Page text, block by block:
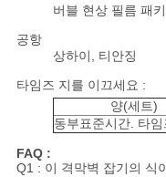
정
보
보
정
버블 현상 필름 패
공항
상하이, 티안징
타임즈 지를 이끄세요 :
양(세트)
동부표준시간. 타
FAQ :
Q1 : 이 격막벽 잡기의 식